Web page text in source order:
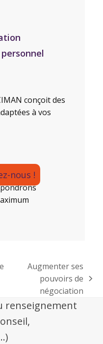
conçoit des
à vos
nous !
Augmenter ses
pouvoirs de
négociation
renseignement